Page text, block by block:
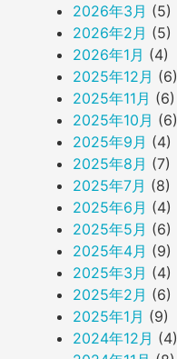
2026年3月 (5)
2026年2月 (5)
2026年1月 (4)
2025年12月 (6)
2025年11月 (6)
2025年10月 (6)
2025年9月 (4)
2025年8月 (7)
2025年7月 (8)
2025年6月 (4)
2025年5月 (6)
2025年4月 (9)
2025年3月 (4)
2025年2月 (6)
2025年1月 (9)
2024年12月 (4)